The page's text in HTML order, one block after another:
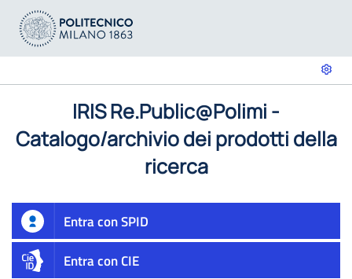
IRIS Re.Public@Polimi -
Catalogo/archivio dei prodotti della
ricerca
Entra con SPID
Entra con CIE